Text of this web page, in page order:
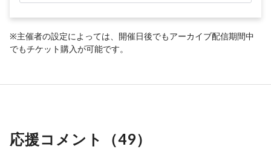
※主催者の設定によっては、開催日後でもアーカイブ配信期間中
でもチケット購入が可能です。
応援コメント（49）